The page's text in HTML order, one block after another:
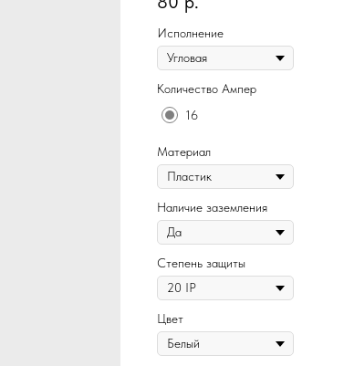
Исполнение
Количество Ампер
16
Материал
Наличие заземления
Степень защиты
Цвет